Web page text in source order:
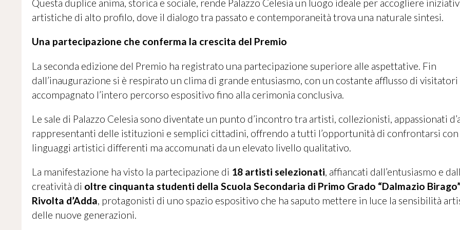
Questa duplice anima, storica e sociale, rende Palazzo Celesia un luogo ideale per accogliere
artistiche di alto profilo, dove il dialogo tra passato e contemporaneità trova una naturale sintesi.
Una partecipazione che conferma la crescita del Premio
La seconda edizione del Premio ha registrato una partecipazione superiore alle aspettative. Fin
dall’inaugurazione si è respirato un clima di grande entusiasmo, con un costante afflusso di visitatori
accompagnato l’intero percorso espositivo fino alla cerimonia conclusiva.
Le sale di Palazzo Celesia sono diventate un punto d’incontro tra artisti, collezionisti, appassionati
rappresentanti delle istituzioni e semplici cittadini, offrendo a tutti l’opportunità di confrontarsi con
linguaggi artistici differenti ma accomunati da un elevato livello qualitativo.
La manifestazione ha visto la partecipazione di 18 artisti selezionati, affiancati dall’entusiasmo e
creatività di oltre cinquanta studenti della Scuola Secondaria di Primo Grado “Dalmazio
Rivolta d’Adda, protagonisti di uno spazio espositivo che ha saputo mettere in luce la sensibilità
delle nuove generazioni.